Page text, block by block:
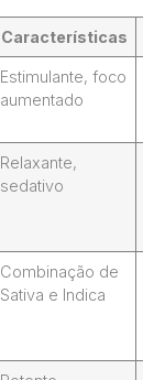
Características
Estimulante, foco
aumentado
Relaxante,
sedativo
Combinação de
Sativa e Indica